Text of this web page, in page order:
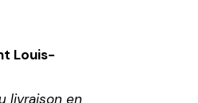
Louis-
livraison en